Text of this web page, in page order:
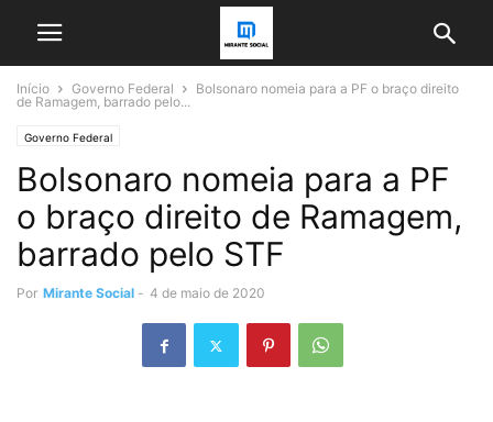
Início Governo Federal
Bolsonaro nomeia para a PF o braço direito
de Ramagem, barrado pelo...
Governo Federal
Bolsonaro nomeia para a PF
o braço direito de Ramagem,
barrado pelo STF
Por Mirante Social - 4 de maio de 2020